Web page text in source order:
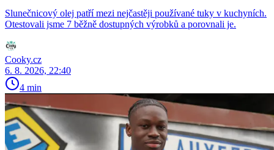
Slunečnicový olej patří mezi nejčastěji používané tuky v kuchyních.
Otestovali jsme 7 běžně dostupných výrobků a porovnali je.
Cooky.cz
6. 8. 2026, 22:40
4 min